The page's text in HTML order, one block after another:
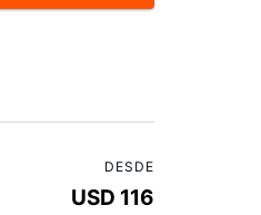
DESDE
USD 116